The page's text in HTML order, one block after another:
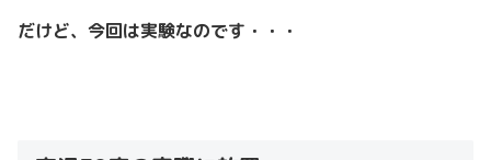
だけど、今回は実験なのです・・・